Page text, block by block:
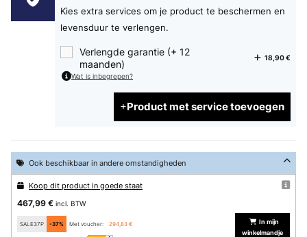
Kies extra services om je product te beschermen en
levensduur te verlengen.
Verlengde garantie (+ 12
maanden)
18,90 €
Wat is inbegrepen?
Product met service toevoegen
Ook beschikbaar in andere omstandigheden
Koop dit product in goede staat
467,99 € incl. BTW
SALE37P -37% Met voucher: 294,83 €
In mijn
winkelmandje